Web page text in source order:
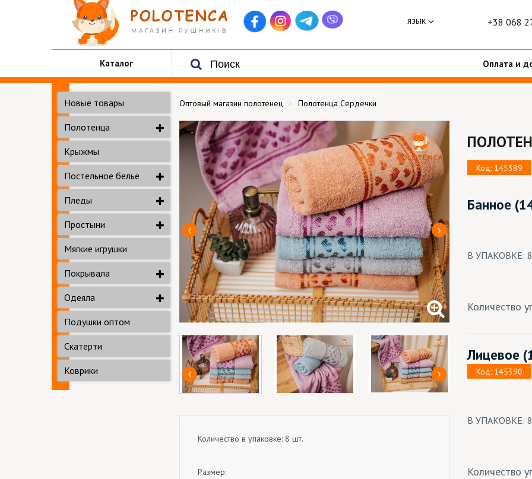
язык +38 068
Каталог Оплата и
Новые товары
Полотенца
Крыжмы
Постельное белье
Пледы
Простыни
Мягкие игрушки
Покрывала
Одеяла
Подушки оптом
Скатерти
Коврики
Оптовый магазин полотенец Полотенца Сердечки
Количество в упаковке: 8 шт.
Размер:
Код: 145389
Банное
В УПАКОВКЕ:
Количество
Лицевое
Код: 145390
В УПАКОВКЕ:
Количество